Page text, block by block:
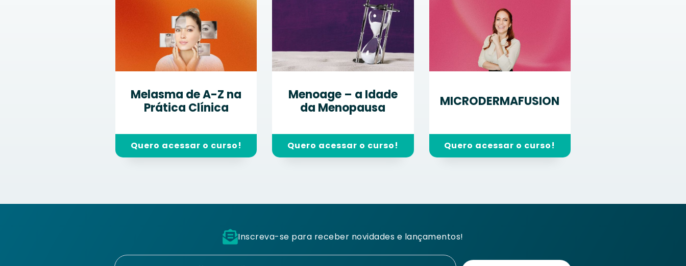
Melasma de A-Z na
Prática Clínica
Quero acessar o curso!
Menoage – a Idade
da Menopausa
Quero acessar o curso!
MICRODERMAFUSION
Quero acessar o curso!
Inscreva-se para receber novidades e lançamentos!